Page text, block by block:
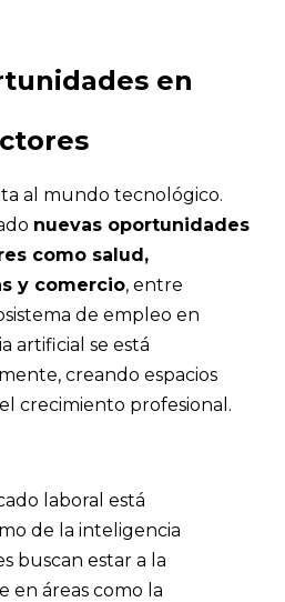
en
al mundo tecnológico.
nuevas oportunidades
como salud,
y comercio, entre
de empleo en
artificial se está
creando espacios
crecimiento profesional.
laboral está
de la inteligencia
buscan estar a la
en áreas como la